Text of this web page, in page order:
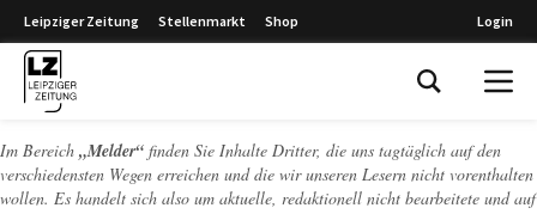
Leipziger Zeitung Stellenmarkt Shop Login
Im Bereich „Melder“ finden Sie Inhalte Dritter, die uns tagtäglich auf den
verschiedensten Wegen erreichen und die wir unseren Lesern nicht vorenthalten
wollen. Es handelt sich also um aktuelle, redaktionell nicht bearbeitete und auf